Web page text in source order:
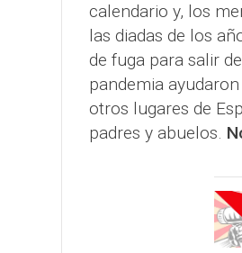
calendario y, los
las diadas de los
de fuga para salir
pandemia
otros lugares de
padres y abuelos.